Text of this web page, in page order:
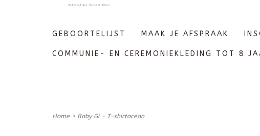
GEBOORTELIJST MAAK JE AFSPRAAK
COMMUNIE- EN CEREMONIEKLEDING TOT 8
Home > Baby Gi - T-shirtocean